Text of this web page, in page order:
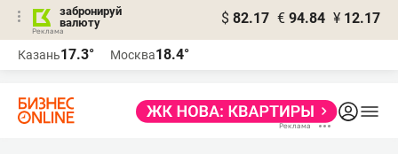
забронируй
валюту
$ 82.17 € 94.84 ¥ 12.17
Казань17.3° Москва18.4°